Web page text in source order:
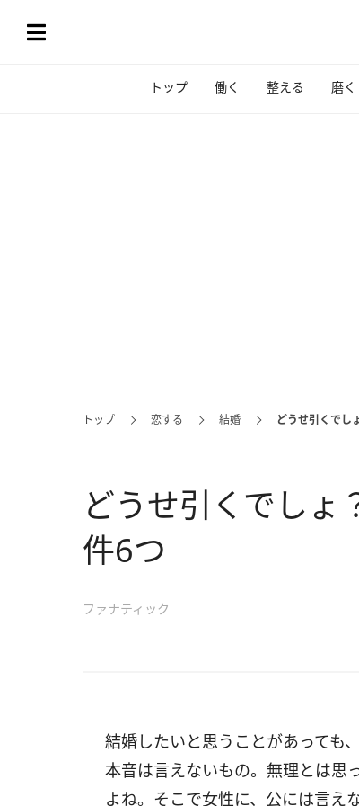
トップ 働く 整える 磨く
トップ 恋する 結婚 どうせ引くでし
どうせ引くでし
件6つ
ファナティック
結婚したいと思うことがあっても
本音は言えないもの。無理とは思
よね。そこで女性に、公には言え